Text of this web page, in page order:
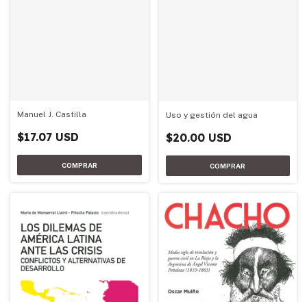
Manuel J. Castilla
$17.07 USD
Uso y gestión del agua
$20.00 USD